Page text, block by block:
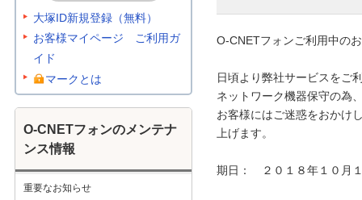
O-CNETフォンご利用中の
日頃より弊社サービスをご
ネットワーク機器保守の為
お客様にはご迷惑をおかけ
上げます。
期日：　２０１８年１０月
大塚ID新規登録（無料）
お客様マイページ ご利用ガ
イド
マークとは
O-CNETフォンのメンテナ
ンス情報
重要なお知らせ